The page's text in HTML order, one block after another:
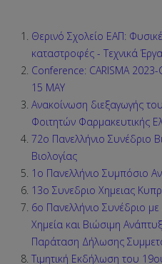
Θερινό Σχολείο ΕΑΠ:
καταστροφές - Τεχνικά Έργα
Conference: CARISMA 2023-
15 MAY
Ανακοίνωση διεξαγωγής
Φοιτητών Φαρμακευτικής
72ο Πανελλήνιο Συνέδριο
Βιολογίας
1ο Πανελλήνιο Συμπόσιο
13ο Συνεδριο Χημειας
6ο Πανελλήνιο Συνέδριο
Χημεία και Βιώσιμη
Παράταση Δήλωσης
Τιμητική Εκδήλωση του